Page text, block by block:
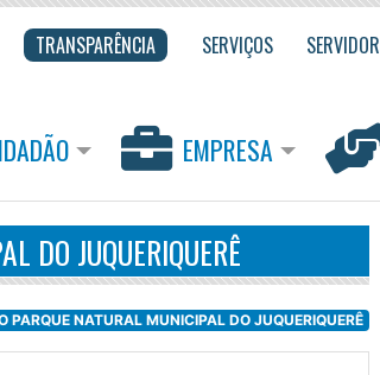
TRANSPARÊNCIA SERVIÇOS SERVIDOR
EMPRESA
DO JUQUERIQUERÊ
PARQUE NATURAL MUNICIPAL DO JUQUERIQUERÊ